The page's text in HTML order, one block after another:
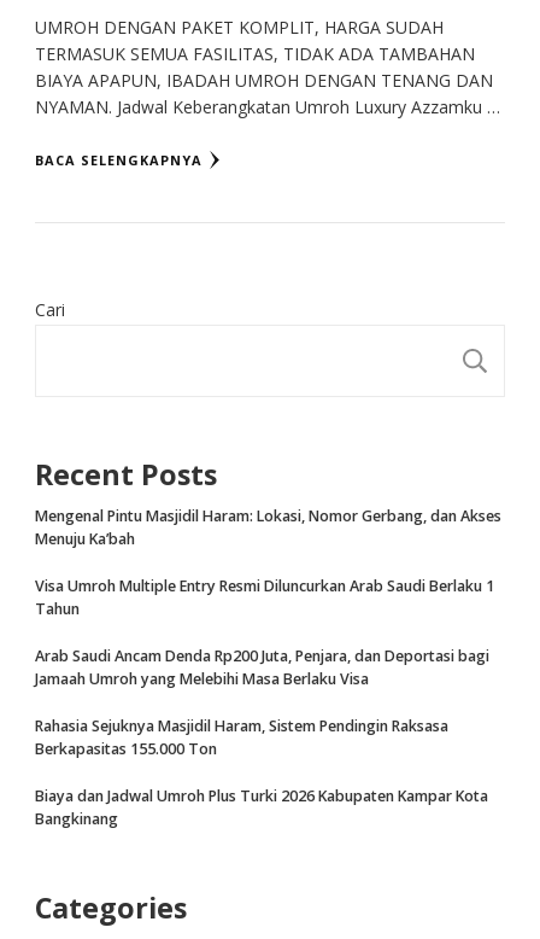
UMROH DENGAN PAKET KOMPLIT, HARGA SUDAH
TERMASUK SEMUA FASILITAS, TIDAK ADA TAMBAHAN
BIAYA APAPUN, IBADAH UMROH DENGAN TENANG DAN
NYAMAN. Jadwal Keberangkatan Umroh Luxury Azzamku …
BACA SELENGKAPNYA
Cari
Recent Posts
Mengenal Pintu Masjidil Haram: Lokasi, Nomor Gerbang, dan Akses
Menuju Ka’bah
Visa Umroh Multiple Entry Resmi Diluncurkan Arab Saudi Berlaku 1
Tahun
Arab Saudi Ancam Denda Rp200 Juta, Penjara, dan Deportasi bagi
Jamaah Umroh yang Melebihi Masa Berlaku Visa
Rahasia Sejuknya Masjidil Haram, Sistem Pendingin Raksasa
Berkapasitas 155.000 Ton
Biaya dan Jadwal Umroh Plus Turki 2026 Kabupaten Kampar Kota
Bangkinang
Categories